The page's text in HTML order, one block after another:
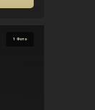
1 Фото